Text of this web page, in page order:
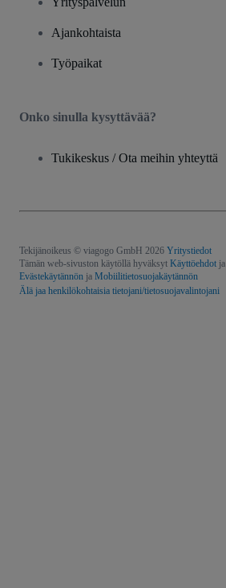
Ajankohtaista
Työpaikat
Onko sinulla kysyttävää?
Tukikeskus / Ota meihin yhteyttä
Tekijänoikeus © viagogo GmbH 2026 Yritystiedot
Tämän web-sivuston käytöllä hyväksyt Käyttöehdot ja
Evästekäytännön ja Mobiilitietosuojakäytännön
Älä jaa henkilökohtaisia tietojani/tietosuojavalintojani